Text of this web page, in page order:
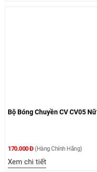
Bộ Bóng Chuyền CV CV05 Nữ
170.000 Đ (Hàng Chính Hãng)
Xem chi tiết